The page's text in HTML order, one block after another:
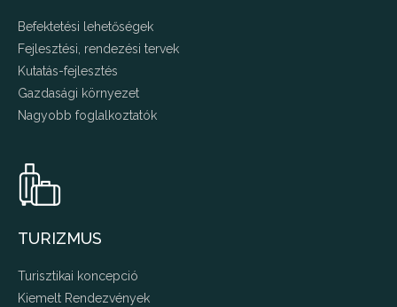
Befektetési lehetőségek
Fejlesztési, rendezési tervek
Kutatás-fejlesztés
Gazdasági környezet
Nagyobb foglalkoztatók
TURIZMUS
Turisztikai koncepció
Kiemelt Rendezvények